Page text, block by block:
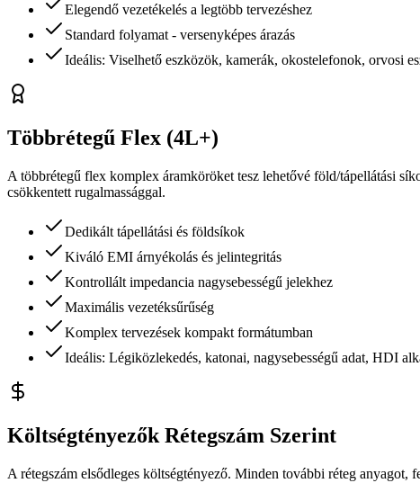
Elegendő vezetékelés a legtöbb tervezéshez
Standard folyamat - versenyképes árazás
Ideális: Viselhető eszközök, kamerák, okostelefonok, orvosi
Többrétegű Flex (4L+)
A többrétegű flex komplex áramköröket tesz lehetővé föld/tápellátási
csökkentett rugalmassággal.
Dedikált tápellátási és földsíkok
Kiváló EMI árnyékolás és jelintegritás
Kontrollált impedancia nagysebességű jelekhez
Maximális vezetéksűrűség
Komplex tervezések kompakt formátumban
Ideális: Légiközlekedés, katonai, nagysebességű adat, HDI
Költségtényezők Rétegszám Szerint
A rétegszám elsődleges költségtényező. Minden további réteg anyagot,